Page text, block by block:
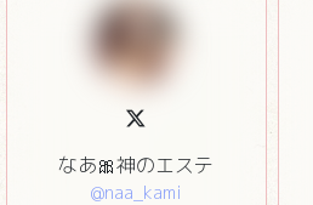
なあ🎀神のエステ
@naa_kami